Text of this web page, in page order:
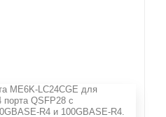
ME6K-LC24CGE для
QSFP28 с
и 100GBASE‐R4.